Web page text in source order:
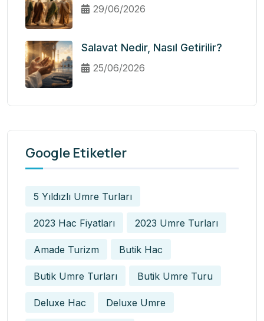
29/06/2026
Salavat Nedir, Nasıl Getirilir?
25/06/2026
Google Etiketler
5 Yıldızlı Umre Turları
2023 Hac Fiyatları 2023 Umre Turları
Amade Turizm Butik Hac
Butik Umre Turları Butik Umre Turu
Deluxe Hac Deluxe Umre